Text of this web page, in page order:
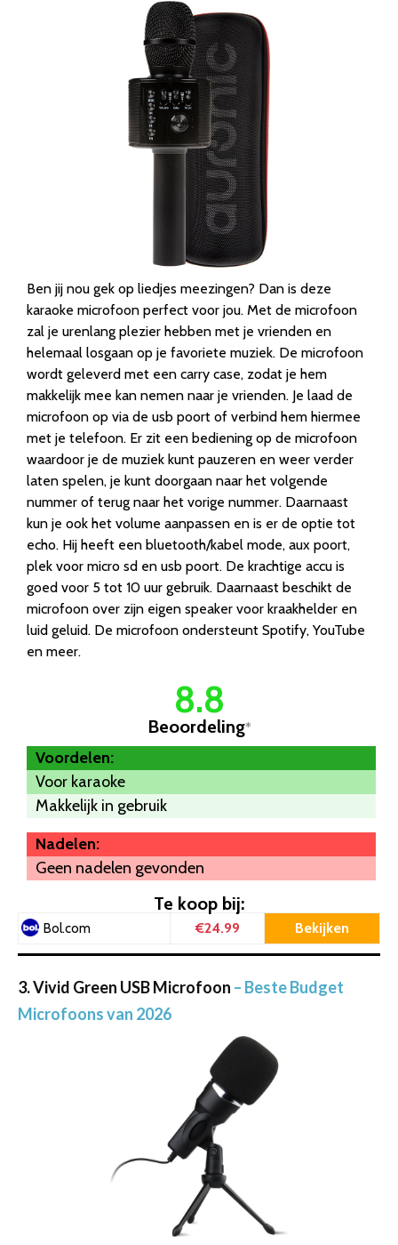
Ben jij nou gek op liedjes meezingen? Dan is deze
karaoke microfoon perfect voor jou. Met de microfoon
zal je urenlang plezier hebben met je vrienden en
helemaal losgaan op je favoriete muziek. De microfoon
wordt geleverd met een carry case, zodat je hem
makkelijk mee kan nemen naar je vrienden. Je laad de
microfoon op via de usb poort of verbind hem hiermee
met je telefoon. Er zit een bediening op de microfoon
waardoor je de muziek kunt pauzeren en weer verder
laten spelen, je kunt doorgaan naar het volgende
nummer of terug naar het vorige nummer. Daarnaast
kun je ook het volume aanpassen en is er de optie tot
echo. Hij heeft een bluetooth/kabel mode, aux poort,
plek voor micro sd en usb poort. De krachtige accu is
goed voor 5 tot 10 uur gebruik. Daarnaast beschikt de
microfoon over zijn eigen speaker voor kraakhelder en
luid geluid. De microfoon ondersteunt Spotify, YouTube
en meer.
8.8
Beoordeling*
Voordelen:
Voor karaoke
Makkelijk in gebruik
Nadelen:
Geen nadelen gevonden
Te koop bij:
Bol.com €24.99 Bekijken
3. Vivid Green USB Microfoon – Beste Budget
Microfoons van 2026